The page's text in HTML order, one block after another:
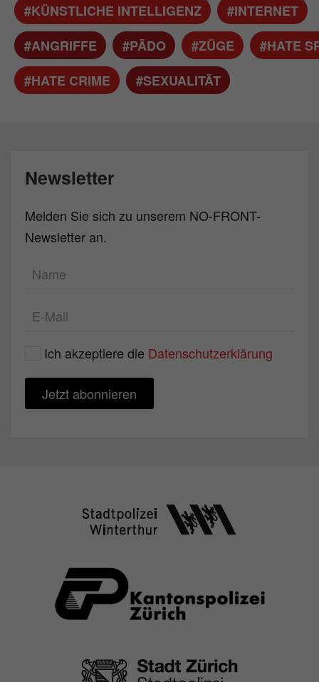
#KÜNSTLICHE INTELLIGENZ
#INTERNET
#ANGRIFFE
#PÄDO #ZÜGE
#HATE
#HATE CRIME
#SEXUALITÄT
Newsletter
Melden Sie sich zu unserem NO-FRONT-
Newsletter an.
Ich akzeptiere die Datenschutzerklärung